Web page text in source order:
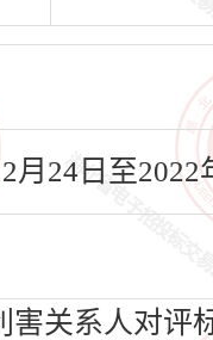
月24日至
害关系人对评